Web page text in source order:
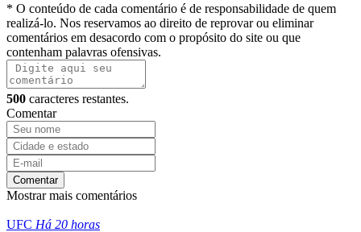
* O conteúdo de cada comentário é de responsabilidade de quem
realizá-lo. Nos reservamos ao direito de reprovar ou eliminar
comentários em desacordo com o propósito do site ou que
contenham palavras ofensivas.
500 caracteres restantes.
Comentar
Comentar
Mostrar mais comentários
UFC Há 20 horas